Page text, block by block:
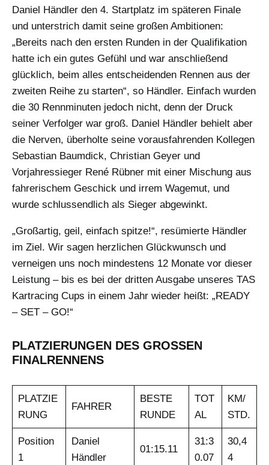
Daniel Händler den 4. Startplatz im späteren Finale
und unterstrich damit seine großen Ambitionen:
„Bereits nach den ersten Runden in der Qualifikation
hatte ich ein gutes Gefühl und war anschließend
glücklich, beim alles entscheidenden Rennen aus der
zweiten Reihe zu starten“, so Händler. Einfach wurden
die 30 Rennminuten jedoch nicht, denn der Druck
seiner Verfolger war groß. Daniel Händler behielt aber
die Nerven, überholte seine vorausfahrenden Kollegen
Sebastian Baumdick, Christian Geyer und
Vorjahressieger René Rübner mit einer Mischung aus
fahrerischem Geschick und irrem Wagemut, und
wurde schlussendlich als Sieger abgewinkt.
„Großartig, geil, einfach spitze!“, resümierte Händler
im Ziel. Wir sagen herzlichen Glückwunsch und
verneigen uns noch mindestens 12 Monate vor dieser
Leistung – bis es bei der dritten Ausgabe unseres TAS
Kartracing Cups in einem Jahr wieder heißt: „READY
– SET – GO!“
PLATZIERUNGEN DES GROSSEN F
INALRENNENS
PLATZIE
RUNG
FAHRER
BESTE
RUNDE
TOT
AL
KM/
STD.
Position
1
Daniel
Händler
01:15.11
31:3
0.07
30,4
4